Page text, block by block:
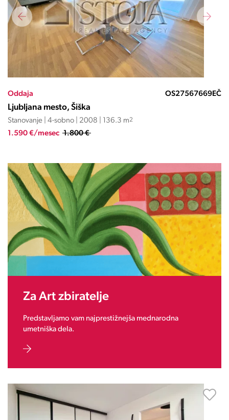
Oddaja OS27567669EČ
Ljubljana mesto, Šiška
Stanovanje | 4-sobno | 2008 | 136.3 m2
1.590 €/mesec 1.800 €
Za Art zbiratelje
Predstavljamo vam najprestižnejša mednarodna
umetniška dela.